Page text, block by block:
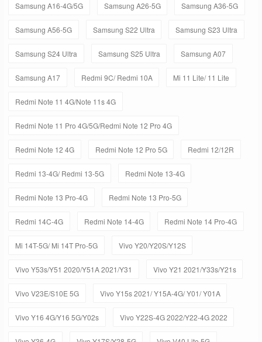
Samsung A16-4G/5G Samsung A26-5G Samsung A36-5G
Samsung A56-5G Samsung S22 Ultra Samsung S23 Ultra
Samsung S24 Ultra Samsung S25 Ultra Samsung A07
Samsung A17 Redmi 9C/ Redmi 10A Mi 11 Lite/ 11 Lite
Redmi Note 11 4G/Note 11s 4G
Redmi Note 11 Pro 4G/5G/Redmi Note 12 Pro 4G
Redmi Note 12 4G Redmi Note 12 Pro 5G Redmi 12/12R
Redmi 13-4G/ Redmi 13-5G Redmi Note 13-4G
Redmi Note 13 Pro-4G Redmi Note 13 Pro-5G
Redmi 14C-4G Redmi Note 14-4G Redmi Note 14 Pro-4G
Mi 14T-5G/ Mi 14T Pro-5G Vivo Y20/Y20S/Y12S
Vivo Y53s/Y51 2020/Y51A 2021/Y31 Vivo Y21 2021/Y33s/Y21s
Vivo V23E/S10E 5G Vivo Y15s 2021/ Y15A-4G/ Y01/ Y01A
Vivo Y16 4G/Y16 5G/Y02s Vivo Y22S-4G 2022/Y22-4G 2022